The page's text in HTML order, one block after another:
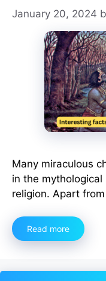
January 20, 2024
Many miraculous
in the
religion. Apart
Read more